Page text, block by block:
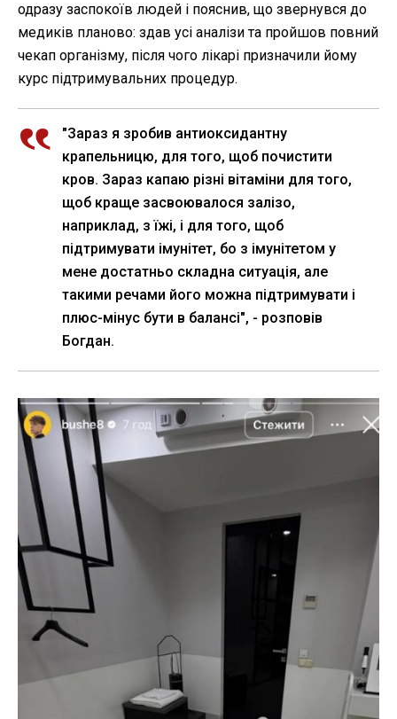
одразу заспокоїв людей і пояснив, що звернувся до
медиків планово: здав усі аналізи та пройшов повний
чекап організму, після чого лікарі призначили йому
курс підтримувальних процедур.
"Зараз я зробив антиоксидантну
крапельницю, для того, щоб почистити
кров. Зараз капаю різні вітаміни для того,
щоб краще засвоювалося залізо,
наприклад, з їжі, і для того, щоб
підтримувати імунітет, бо з імунітетом у
мене достатньо складна ситуація, але
такими речами його можна підтримувати і
плюс-мінус бути в балансі", - розповів
Богдан.